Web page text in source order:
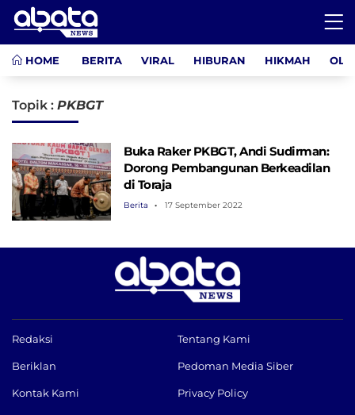
HOME BERITA VIRAL HIBURAN HIKMAH
Topik : PKBGT
Buka Raker PKBGT, Andi Sudirman:
Dorong Pembangunan Berkeadilan
di Toraja
Berita 17 September 2022
Redaksi Tentang Kami
Beriklan Pedoman Media Siber
Kontak Kami Privacy Policy